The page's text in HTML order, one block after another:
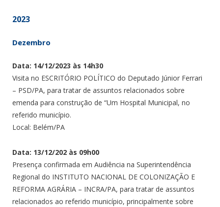
2023
Dezembro
Data: 14/12/2023 às 14h30
Visita no ESCRITÓRIO POLÍTICO do Deputado Júnior Ferrari
– PSD/PA, para tratar de assuntos relacionados sobre
emenda para construção de “Um Hospital Municipal, no
referido município.
Local: Belém/PA
Data: 13/12/202 às 09h00
Presença confirmada em Audiência na Superintendência
Regional do INSTITUTO NACIONAL DE COLONIZAÇÃO E
REFORMA AGRÁRIA – INCRA/PA, para tratar de assuntos
relacionados ao referido município, principalmente sobre